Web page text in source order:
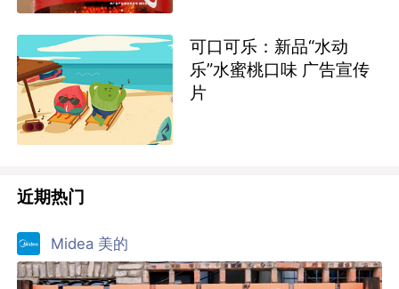
可口可乐：新品“水动
乐”水蜜桃口味 广告宣传
片
近期热门
Midea 美的